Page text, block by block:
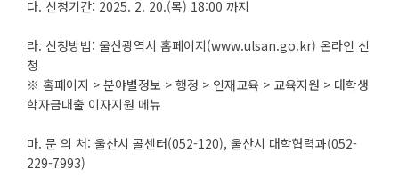
다. 신청기간: 2025. 2. 20.(목) 18:00 까지
라. 신청방법: 울산광역시 홈페이지(www.ulsan.go.kr) 온라인 신
청
※ 홈페이지 > 분야별정보 > 행정 > 인재교육 > 교육지원 > 대학생
학자금대출 이자지원 메뉴
마. 문 의 처: 울산시 콜센터(052-120), 울산시 대학협력과(052-
229-7993)